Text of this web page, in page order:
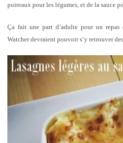
poireaux pour les légumes, et de la sauce
Ça fait une part d’adulte pour un
Watcher devraient pouvoir s’y retrouver